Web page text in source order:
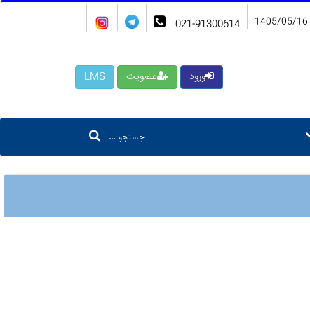
021-91300614
ورود عضویت LMS
جستجو ...